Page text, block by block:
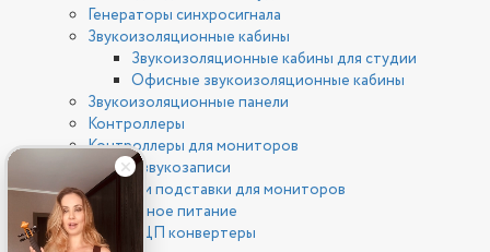
Генераторы синхросигнала
Звукоизоляционные кабины
Звукоизоляционные кабины для студии
Офисные звукоизоляционные кабины
Звукоизоляционные панели
Контроллеры
Контроллеры для мониторов
ПК для звукозаписи
Стойки и подставки для мониторов
Фантомное питание
ЦАП/АЦП конвертеры